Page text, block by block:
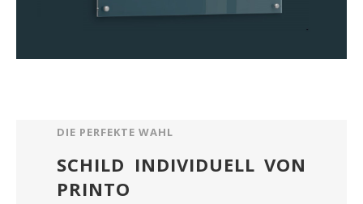
DIE PERFEKTE WAHL
SCHILD INDIVIDUELL VON
PRINTO